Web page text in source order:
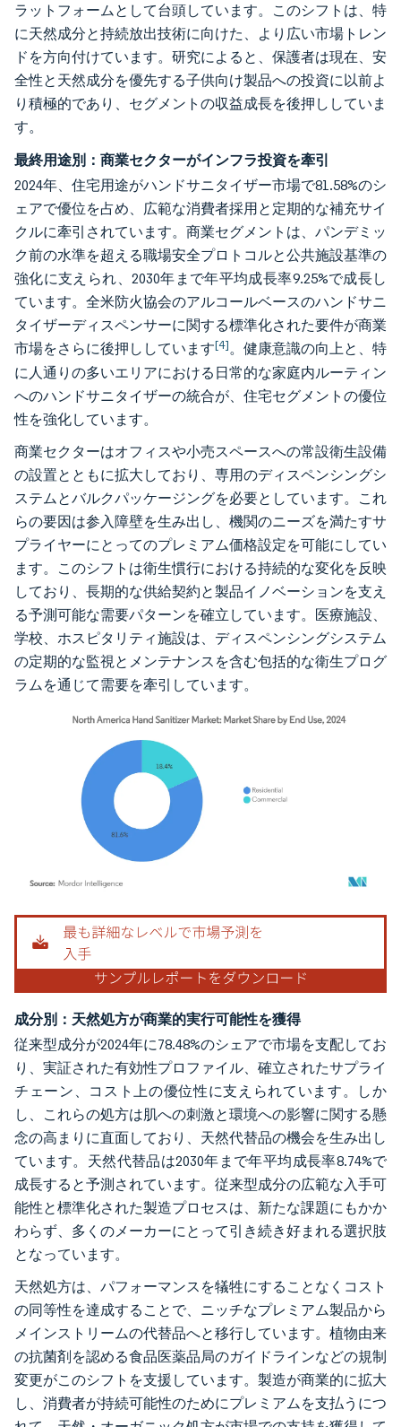
ラットフォームとして台頭しています。このシフトは、特
に天然成分と持続放出技術に向けた、より広い市場トレン
ドを方向付けています。研究によると、保護者は現在、安
全性と天然成分を優先する子供向け製品への投資に以前よ
り積極的であり、セグメントの収益成長を後押ししていま
す。
最終用途別：商業セクターがインフラ投資を牽引
2024年、住宅用途がハンドサニタイザー市場で81.58%のシ
ェアで優位を占め、広範な消費者採用と定期的な補充サイ
クルに牽引されています。商業セグメントは、パンデミッ
ク前の水準を超える職場安全プロトコルと公共施設基準の
強化に支えられ、2030年まで年平均成長率9.25%で成長し
ています。全米防火協会のアルコールベースのハンドサニ
タイザーディスペンサーに関する標準化された要件が商業
市場をさらに後押ししています[4]。健康意識の向上と、特
に人通りの多いエリアにおける日常的な家庭内ルーティン
へのハンドサニタイザーの統合が、住宅セグメントの優位
性を強化しています。
商業セクターはオフィスや小売スペースへの常設衛生設備
の設置とともに拡大しており、専用のディスペンシングシ
ステムとバルクパッケージングを必要としています。これ
らの要因は参入障壁を生み出し、機関のニーズを満たすサ
プライヤーにとってのプレミアム価格設定を可能にしてい
ます。このシフトは衛生慣行における持続的な変化を反映
しており、長期的な供給契約と製品イノベーションを支え
る予測可能な需要パターンを確立しています。医療施設、
学校、ホスピタリティ施設は、ディスペンシングシステム
の定期的な監視とメンテナンスを含む包括的な衛生プログ
ラムを通じて需要を牽引しています。
画像 © Mordor Intelligence。再利用にはCC BY 4.0の表示が必要です。
成分別：天然処方が商業的実行可能性を獲得
従来型成分が2024年に78.48%のシェアで市場を支配してお
り、実証された有効性プロファイル、確立されたサプライ
チェーン、コスト上の優位性に支えられています。しか
し、これらの処方は肌への刺激と環境への影響に関する懸
念の高まりに直面しており、天然代替品の機会を生み出し
ています。天然代替品は2030年まで年平均成長率8.74%で
成長すると予測されています。従来型成分の広範な入手可
能性と標準化された製造プロセスは、新たな課題にもかか
わらず、多くのメーカーにとって引き続き好まれる選択肢
となっています。
天然処方は、パフォーマンスを犠牲にすることなくコスト
の同等性を達成することで、ニッチなプレミアム製品から
メインストリームの代替品へと移行しています。植物由来
の抗菌剤を認める食品医薬品局のガイドラインなどの規制
変更がこのシフトを支援しています。製造が商業的に拡大
し、消費者が持続可能性のためにプレミアムを支払うにつ